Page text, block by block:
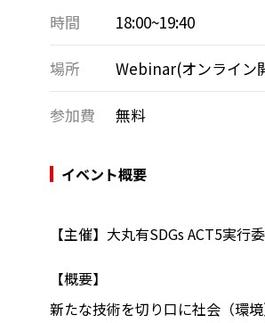
時間 18:00~19:40
場所 Webinar(オンライン
参加費 無料
イベント概要
【主催】大丸有SDGs ACT5実行
【概要】
新たな技術を切り口に社会（環